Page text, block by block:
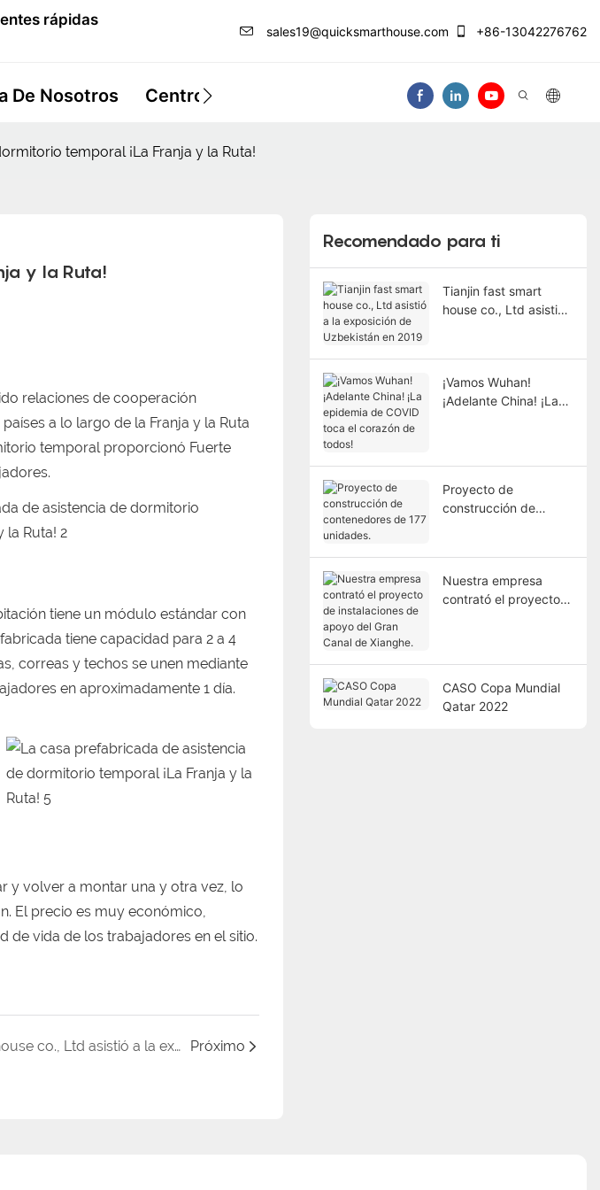
rápidas
sales19@quicksmarthouse.com +86-13042276762
De Nosotros Centro De Información Contáctenos Video
temporal ¡La Franja y la Ruta!
y la Ruta!
relaciones de cooperación
a lo largo de la Franja y la Ruta
temporal proporcionó Fuerte
tiene un módulo estándar con
tiene capacidad para 2 a 4
correas y techos se unen mediante
en aproximadamente 1 día.
y volver a montar una y otra vez, lo
El precio es muy económico,
vida de los trabajadores en el sitio.
Tianjin fast smart house co., Ltd asistió a la exposición de Uzbekistán en 2019 Próximo
Recomendado para ti
Tianjin fast smart
house co., Ltd asistió
¡Vamos Wuhan!
¡Adelante China! ¡La
Proyecto de
construcción de
Nuestra empresa
contrató el proyecto
CASO Copa Mundial
Qatar 2022